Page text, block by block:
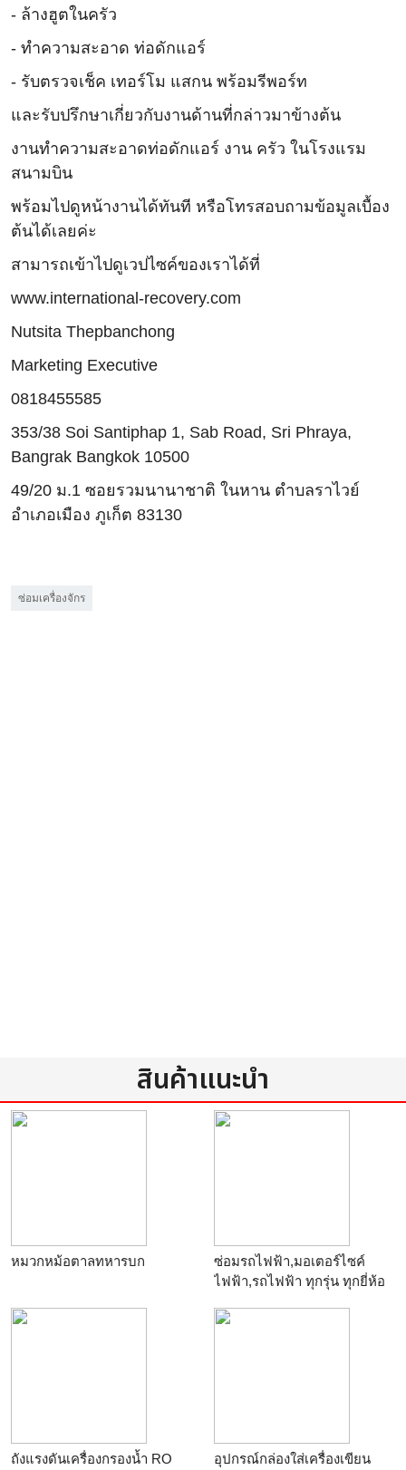
- ล้างฮูตในครัว
- ทำความสะอาด ท่อดักแอร์
- รับตรวจเช็ค เทอร์โม แสกน พร้อมรีพอร์ท
และรับปรึกษาเกี่ยวกับงานด้านที่กล่าวมาข้างต้น
งานทำความสะอาดท่อดักแอร์ งาน ครัว ในโรงแรม
สนามบิน
พร้อมไปดูหน้างานได้ทันที หรือโทรสอบถามข้อมูลเบื้อง
ต้นได้เลยค่ะ
สามารถเข้าไปดูเวปไซค์ของเราได้ที่
www.international-recovery.com
Nutsita Thepbanchong
Marketing Executive
0818455585
353/38 Soi Santiphap 1, Sab Road, Sri Phraya,
Bangrak Bangkok 10500
49/20 ม.1 ซอยรวมนานาชาติ ในหาน ตำบลราไวย์
อำเภอเมือง ภูเก็ต 83130
ซ่อมเครื่องจักร
สินค้าแนะนำ
หมวกหม้อตาลทหารบก
ซ่อมรถไฟฟ้า,มอเตอร์ไซค์
ไฟฟ้า,รถไฟฟ้า ทุกรุ่น ทุกยี่ห้อ
ถังแรงดันเครื่องกรองน้ำ RO
อุปกรณ์กล่องใส่เครื่องเขียน